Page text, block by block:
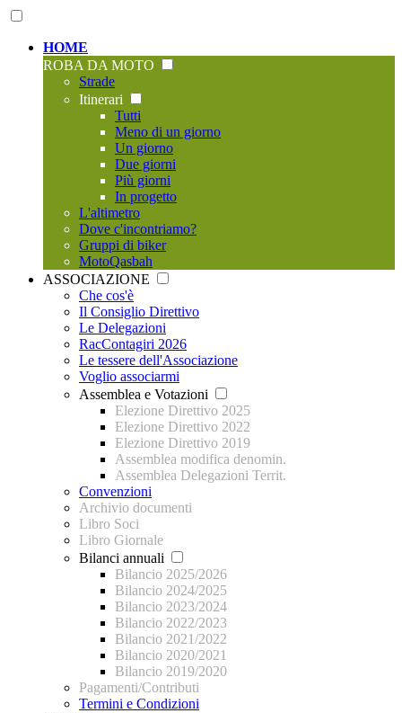
HOME
ROBA DA MOTO
Strade
Itinerari
Tutti
Meno di un giorno
Un giorno
Due giorni
Più giorni
In progetto
L'altimetro
Dove c'incontriamo?
Gruppi di biker
MotoQasbah
ASSOCIAZIONE
Che cos'è
Il Consiglio Direttivo
Le Delegazioni
RacContagiri 2026
Le tessere dell'Associazione
Voglio associarmi
Assemblea e Votazioni
Elezione Direttivo 2025
Elezione Direttivo 2022
Elezione Direttivo 2019
Assemblea modifica denomin.
Assemblea Delegazioni Territ.
Convenzioni
Archivio documenti
Libro Soci
Libro Giornale
Bilanci annuali
Bilancio 2025/2026
Bilancio 2024/2025
Bilancio 2023/2024
Bilancio 2022/2023
Bilancio 2021/2022
Bilancio 2020/2021
Bilancio 2019/2020
Pagamenti/Contributi
Termini e Condizioni